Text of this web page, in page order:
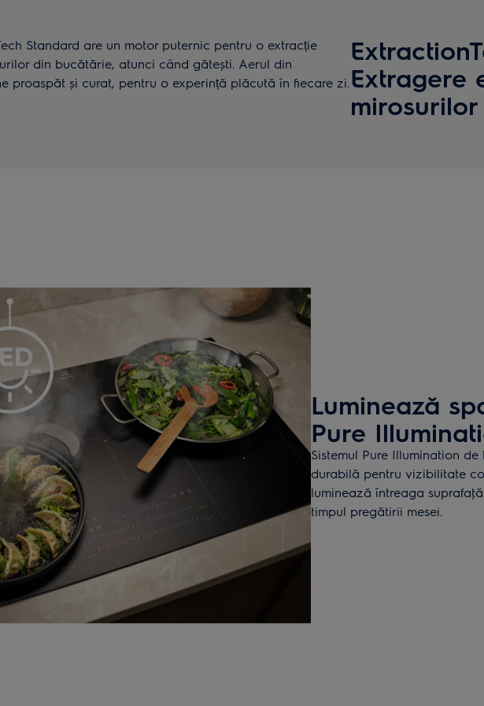
Extragere
mirosurilor
Standard are un motor puternic pentru o extracție
din bucătărie, atunci când gătești. Aerul din
proaspăt și curat, pentru o experință plăcută în fiecare zi.
Luminează
Pure
Sistemul Pure Illumination
durabilă pentru vizibilitate
luminează întreaga
timpul pregătirii mesei.